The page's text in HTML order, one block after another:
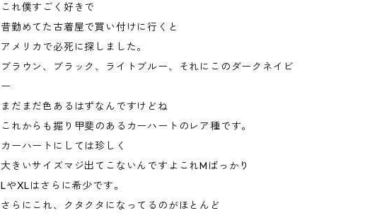
これ僕すごく好きで
昔勤めてた古着屋で買い付けに行くと
アメリカで必死に探しました。
ブラウン、ブラック、ライトブルー、それにこのダークネイビ
ー
まだまだ色あるはずなんですけどね
これからも掘り甲斐のあるカーハートのレア種です。
カーハートにしては珍しく
大きいサイズマジ出てこないんですよこれMばっかり
LやXLはさらに希少です。
さらにこれ、クタクタになってるのがほとんど